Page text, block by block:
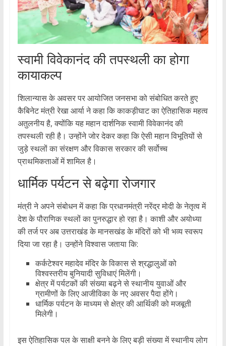
स्वामी विवेकानंद की तपस्थली का होगा
कायाकल्प
शिलान्यास के अवसर पर आयोजित जनसभा को संबोधित करते हुए
कैबिनेट मंत्री रेखा आर्या ने कहा कि काकड़ीघाट का ऐतिहासिक महत्व
अतुलनीय है, क्योंकि यह महान दार्शनिक स्वामी विवेकानंद की
तपस्थली रही है। उन्होंने जोर देकर कहा कि ऐसी महान विभूतियों से
जुड़े स्थलों का संरक्षण और विकास सरकार की सर्वोच्च
प्राथमिकताओं में शामिल है।
धार्मिक पर्यटन से बढ़ेगा रोजगार
मंत्री ने अपने संबोधन में कहा कि प्रधानमंत्री नरेंद्र मोदी के नेतृत्व में
देश के पौराणिक स्थलों का पुनरुद्धार हो रहा है। काशी और अयोध्या
की तर्ज पर अब उत्तराखंड के मानसखंड के मंदिरों को भी भव्य स्वरूप
दिया जा रहा है। उन्होंने विश्वास जताया कि:
कर्कटेश्वर महादेव मंदिर के विकास से श्रद्धालुओं को
विश्वस्तरीय बुनियादी सुविधाएं मिलेंगी।
क्षेत्र में पर्यटकों की संख्या बढ़ने से स्थानीय युवाओं और
ग्रामीणों के लिए आजीविका के नए अवसर पैदा होंगे।
धार्मिक पर्यटन के माध्यम से क्षेत्र की आर्थिकी को मजबूती
मिलेगी।
इस ऐतिहासिक पल के साक्षी बनने के लिए बड़ी संख्या में स्थानीय लोग